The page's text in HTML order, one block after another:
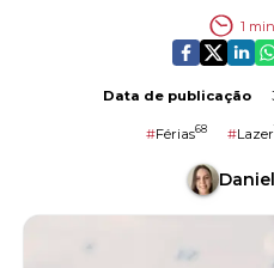
1 min
Data de publicação
#Férias68 #Lazer